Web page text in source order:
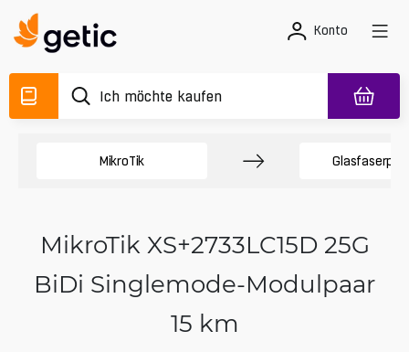
Konto
MikroTik
MikroTik XS+2733LC15D 25G
BiDi Singlemode-Modulpaar
15 km